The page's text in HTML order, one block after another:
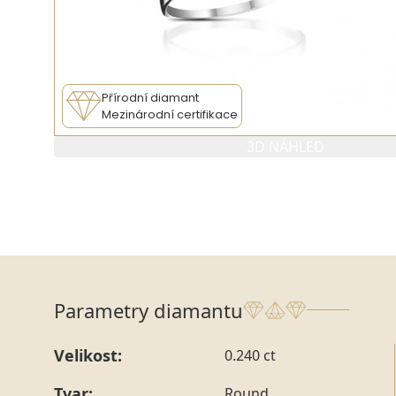
Přírodní diamant
Mezinárodní certifikace
Parametry diamantu
Velikost: 0.240 ct